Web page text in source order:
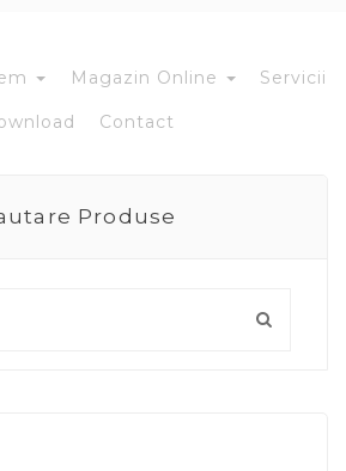
Magazin Online Servicii
Contact
Produse